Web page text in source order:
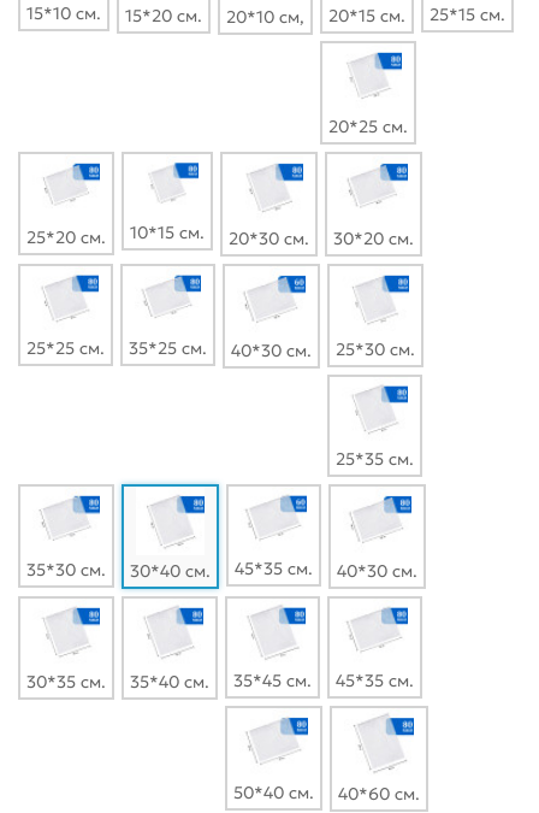
15*10 см. 15*20 см. 20*10 см, 20*15 см. 25*15 см.
20*25 см.
25*20 см. 10*15 см. 20*30 см. 30*20 см.
25*25 см. 35*25 см. 40*30 см. 25*30 см.
25*35 см.
35*30 см. 30*40 см. 45*35 см. 40*30 см.
30*35 см. 35*40 см. 35*45 см. 45*35 см.
50*40 см. 40*60 см.